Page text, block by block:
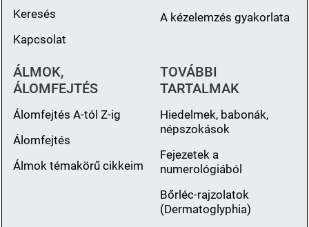
Keresés
Kapcsolat
A kézelemzés gyakorlata
ÁLMOK,
ÁLOMFEJTÉS
Álomfejtés A-tól Z-ig
Álomfejtés
Álmok témakörű cikkeim
TOVÁBBI
TARTALMAK
Hiedelmek, babonák,
népszokások
Fejezetek a
numerológiából
Bőrléc-rajzolatok
(Dermatoglyphia)